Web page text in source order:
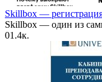
Skillbox —
Skillbox — один из
01.4к.